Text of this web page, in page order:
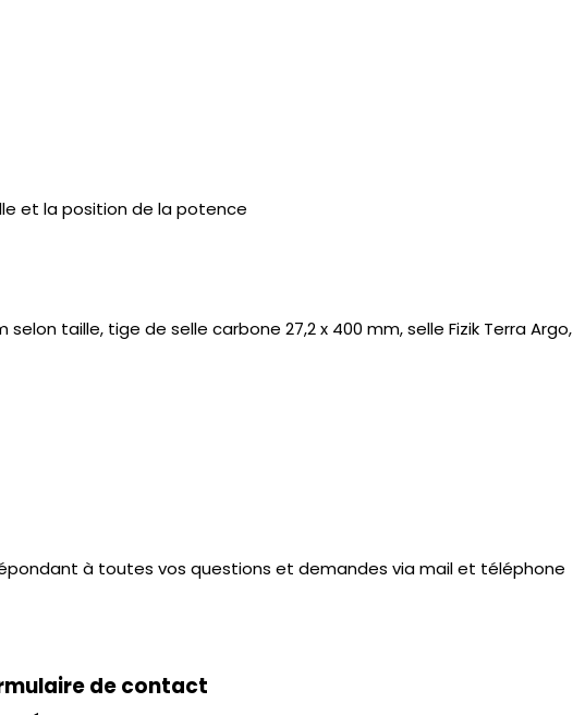
et la position de la potence
taille, tige de selle carbone 27,2 x 400 mm, selle Fizik Terra Argo,
à toutes vos questions et demandes via mail et téléphone
de contact